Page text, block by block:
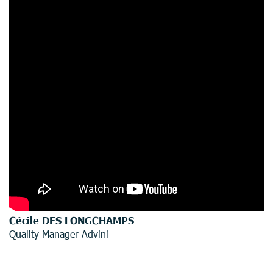
Cécile DES LONGCHAMPS
Quality Manager Advini